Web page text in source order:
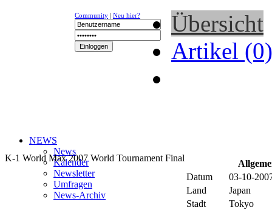
Community | Neu hier?
NEWS
News
Kalender
Newsletter
Umfragen
News-Archiv
Übersicht
Artikel (0)
K-1 World Max 2007 World Tournament Final
Datum
03-10-
Land
Japan
Stadt
Tokyo